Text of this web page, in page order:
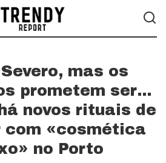
mas os
prometem ser…
novos rituais de
com «cosmética
no Porto